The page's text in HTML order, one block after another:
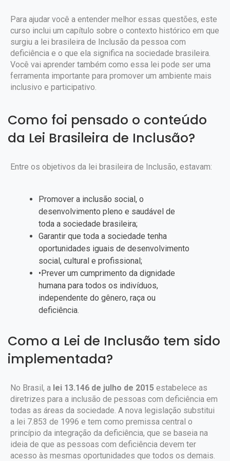
Para ajudar você a entender melhor essas questões, este
curso inclui um capítulo sobre o contexto histórico em que
surgiu a lei brasileira de Inclusão da pessoa com
deficiência e o que ela significa na sociedade brasileira.
Você vai aprender também como essa lei pode ser uma
ferramenta importante para promover um ambiente mais
inclusivo e participativo.
Como foi pensado o conteúdo
da Lei Brasileira de Inclusão?
Entre os objetivos da lei brasileira de Inclusão, estavam:
Promover a inclusão social, o
desenvolvimento pleno e saudável de
toda a sociedade brasileira;
Garantir que toda a sociedade tenha
oportunidades iguais de desenvolvimento
social, cultural e profissional;
•Prever um cumprimento da dignidade
humana para todos os indivíduos,
independente do gênero, raça ou
deficiência.
Como a Lei de Inclusão tem sido
implementada?
No Brasil, a lei 13.146 de julho de 2015 estabelece as
diretrizes para a inclusão de pessoas com deficiência em
todas as áreas da sociedade. A nova legislação substitui
a lei 7.853 de 1996 e tem como premissa central o
princípio da integração da deficiência, que se baseia na
ideia de que as pessoas com deficiência devem ter
acesso às mesmas oportunidades que todos os demais.